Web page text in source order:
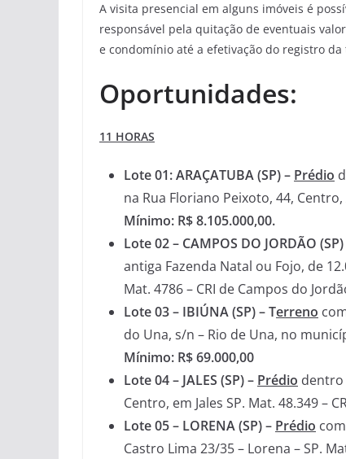
A visita presencial em alguns imóveis é
responsável pela quitação de eventuais
e condomínio até a efetivação do registro
Oportunidades:
11 HORAS
Lote 01: ARAÇATUBA (SP) – Prédio
na Rua Floriano Peixoto, 44,
Mínimo: R$ 8.105.000,00.
Lote 02 – CAMPOS DO JORDÃO (SP)
antiga Fazenda Natal ou Fojo, de
Mat. 4786 – CRI de Campos do
Lote 03 – IBIÚNA (SP) – Terreno
do Una, s/n – Rio de Una, no
Mínimo: R$ 69.000,00
Lote 04 – JALES (SP) – Prédio dentro
Centro, em Jales SP. Mat. 48.349 –
Lote 05 – LORENA (SP) – Prédio
Castro Lima 23/35 – Lorena – SP.